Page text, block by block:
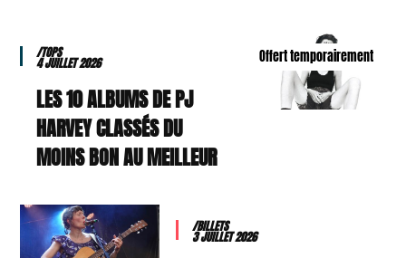
Offert temporairement
/TOPS
4 JUILLET 2026
LES 10 ALBUMS DE PJ
HARVEY CLASSÉS DU
MOINS BON AU MEILLEUR
/BILLETS
3 JUILLET 2026